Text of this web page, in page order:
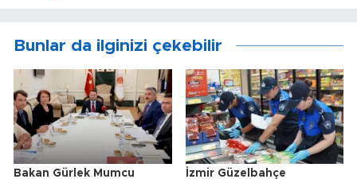
Bunlar da ilginizi çekebilir
Bakan Gürlek Mumcu
İzmir Güzelbahçe